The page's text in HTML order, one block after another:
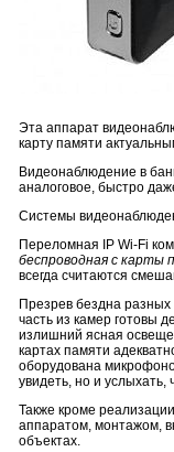
Эта аппарат
карту памяти
Видеонаблюдение в
аналоговое, быстро
Системы
Переломная IP Wi-Fi
беспроводная с карты
всегда считаются
Презрев бездна разных
часть из камер готовы
излишний ясная
картах памяти
оборудована
увидеть, но и услыхать,
Также кроме
аппаратом, монтажом,
объектах.